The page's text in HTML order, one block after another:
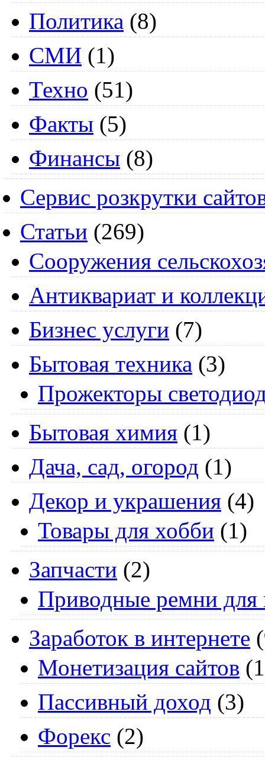
Политика (8)
СМИ (1)
Техно (51)
Факты (5)
Финансы (8)
Сервис розкрутки
Статьи (269)
Cооружения
Антиквариат и
Бизнес услуги (7)
Бытовая техника (3)
Прожекторы
Бытовая химия (1)
Дача, сад, огород (1)
Декор и украшения (4)
Товары для хобби (1)
Запчасти (2)
Приводные ремни для
Заработок в интернете
Монетизация сайтов
Пассивный доход (3)
Форекс (2)